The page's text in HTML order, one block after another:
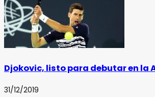
Djokovic, listo para debutar en la
31/12/2019